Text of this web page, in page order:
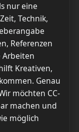
nur eine
Technik,
Referenzen
Kreativen,
Genau
möchten CC-
machen und
möglich